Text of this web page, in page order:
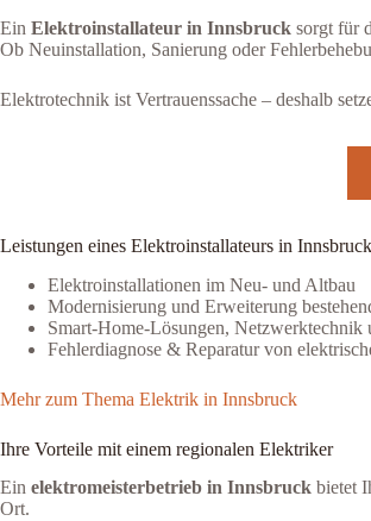
Ein Elektroinstallateur in Innsbruck sorgt für
Ob Neuinstallation, Sanierung oder
Elektrotechnik ist Vertrauenssache – deshalb
Leistungen eines Elektroinstallateurs in Innsbruck
Elektroinstallationen im Neu- und Altbau
Modernisierung und Erweiterung
Smart-Home-Lösungen, Netzwerktechnik
Fehlerdiagnose & Reparatur von
Mehr zum Thema Elektrik in Innsbruck
Ihre Vorteile mit einem regionalen Elektriker
Ein elektromeisterbetrieb in Innsbruck bietet
Ort.